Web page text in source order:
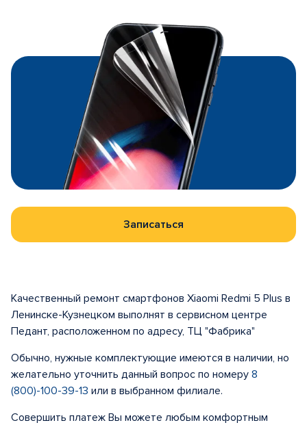
Записаться
Качественный ремонт смартфонов Xiaomi Redmi 5 Plus в
Ленинске-Кузнецком выполнят в сервисном центре
Педант, расположенном по адресу, ТЦ "Фабрика"
Обычно, нужные комплектующие имеются в наличии, но
желательно уточнить данный вопрос по номеру 8
(800)-100-39-13 или в выбранном филиале.
Совершить платеж Вы можете любым комфортным